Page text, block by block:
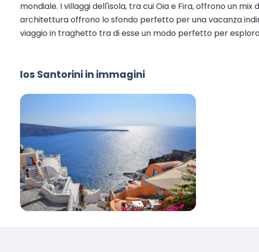
mondiale. I villaggi dell'isola, tra cui Oia e Fira, offrono un
architettura offrono lo sfondo perfetto per una vacanza
viaggio in traghetto tra di esse un modo perfetto per
Ios Santorini in immagini